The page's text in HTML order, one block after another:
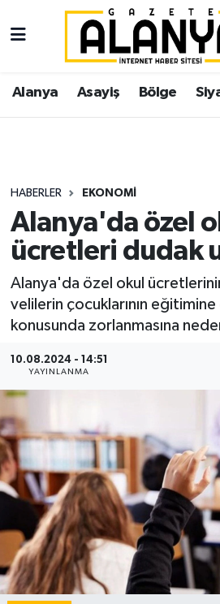
Alanya Asayiş Bölge
HABERLER EKONOMI
Alanya'da özel
ücretleri dudak
Alanya'da özel okul
velilerin çocuklarının
konusunda zorlanmasına
10.08.2024 - 14:51
YAYINLANMA
Alanya
Asayiş
Siyaset
Spor
Ekonomi
İstanbul Nöbetçi
İstanbul Hava Durumu
Süper Lig Puan Durumu ve
Tüm Manşetler
Haber Arşivi